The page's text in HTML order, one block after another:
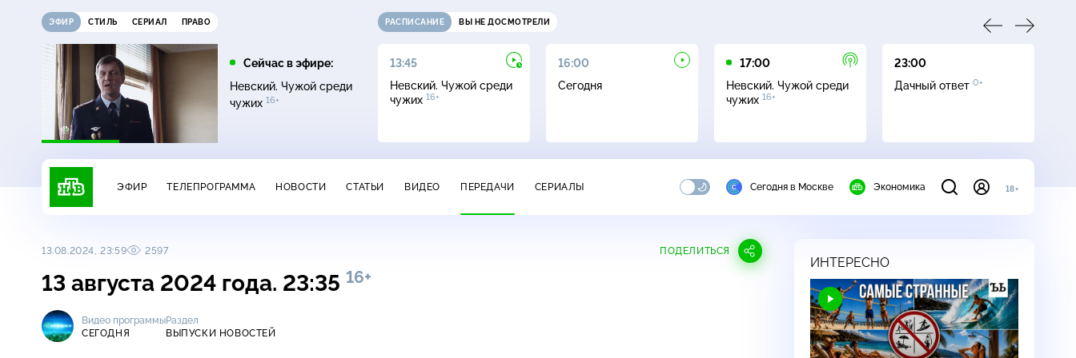
ЭФИР СТИЛЬ СЕРИАЛ ПРАВО
Сейчас в эфире:
Невский. Чужой среди
чужих 16+
РАСПИСАНИЕ ВЫ НЕ ДОСМОТРЕЛИ
12:00
Жди меня 16+
13:00
Сегодня
13:45
Невский. Чужой среди
чужих 16+
16:00
Сегодня
17:00
Невский. Чужой среди
чужих 16+
23:00
Дачный ответ 0+
ЭФИР ТЕЛЕПРОГРАММА НОВОСТИ СТАТЬИ ВИДЕО ПЕРЕДАЧИ СЕРИАЛЫ Сегодня в Москве Экономика 18+
13.08.2024, 23:59 2597 ПОДЕЛИТЬСЯ
13 августа 2024 года. 23:35 16+
Видео программы
СЕГОДНЯ
Раздел
ВЫПУСКИ НОВОСТЕЙ
ИНТЕРЕСНО